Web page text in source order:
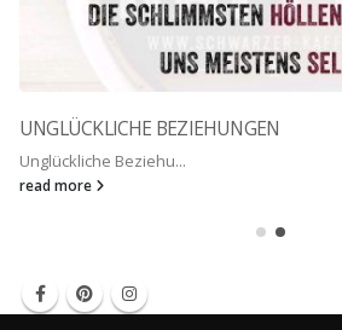
UNGLÜCKLICHE BEZIEHUNGEN
Unglückliche Beziehu...
read more